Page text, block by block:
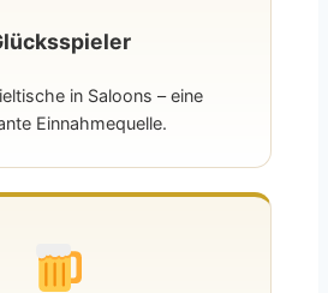
in Saloons – eine
Einnahmequelle.